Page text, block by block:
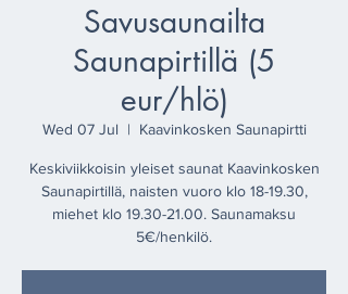
Savusaunailta
Saunapirtillä (5
eur/hlö)
Wed 07 Jul
  |
Kaavinkosken Saunapirtti
Keskiviikkoisin yleiset saunat Kaavinkosken
Saunapirtillä, naisten vuoro klo 18-19.30,
miehet klo 19.30-21.00. Saunamaksu
5€/henkilö.